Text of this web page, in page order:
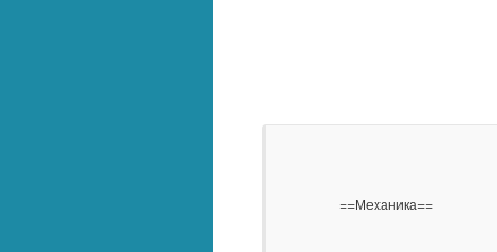
                    ==Механика==